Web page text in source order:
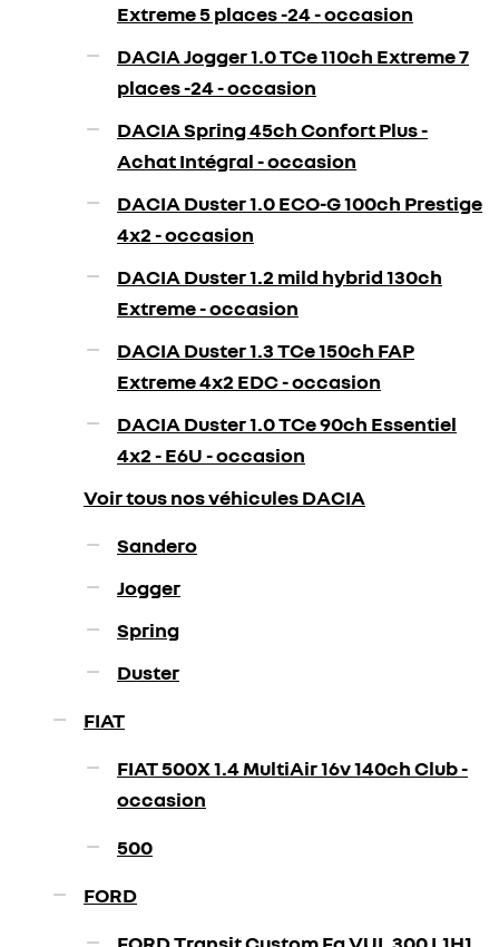
Extreme 5 places -24 - occasion
DACIA Jogger 1.0 TCe 110ch Extreme 7
places -24 - occasion
DACIA Spring 45ch Confort Plus -
Achat Intégral - occasion
DACIA Duster 1.0 ECO-G 100ch Prestige
4x2 - occasion
DACIA Duster 1.2 mild hybrid 130ch
Extreme - occasion
DACIA Duster 1.3 TCe 150ch FAP
Extreme 4x2 EDC - occasion
DACIA Duster 1.0 TCe 90ch Essentiel
4x2 - E6U - occasion
Voir tous nos véhicules DACIA
Sandero
Jogger
Spring
Duster
FIAT
FIAT 500X 1.4 MultiAir 16v 140ch Club -
occasion
500
FORD